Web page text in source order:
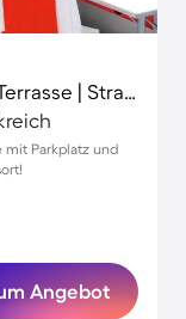
Wunderschönes Mobilheim mit Terrasse | Strand in der Nähe | Hunde erlaubt
mit Parkplatz und
Angebot